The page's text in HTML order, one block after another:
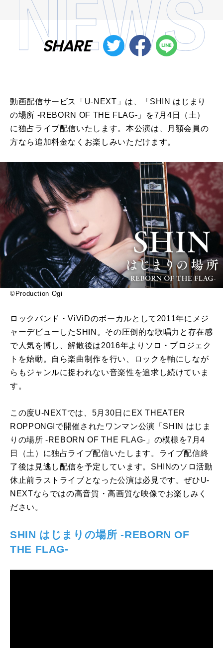
SHARE
動画配信サービス「U-NEXT」は、「SHIN はじまり
の場所 -REBORN OF THE FLAG-」を7月4日（土）
に独占ライブ配信いたします。本公演は、月額会員の
方なら追加料金なくお楽しみいただけます。
©Production Ogi
ロックバンド・ViViDのボーカルとして2011年にメジ
ャーデビューしたSHIN。その圧倒的な歌唱力と存在感
で人気を博し、解散後は2016年よりソロ・プロジェク
トを始動。自ら楽曲制作を行い、ロックを軸にしなが
らもジャンルに捉われない音楽性を追求し続けていま
す。
この度U-NEXTでは、5月30日にEX THEATER
ROPPONGIで開催されたワンマン公演「SHIN はじま
りの場所 -REBORN OF THE FLAG-」の模様を7月4
日（土）に独占ライブ配信いたします。ライブ配信終
了後は見逃し配信を予定しています。SHINのソロ活動
休止前ラストライブとなった公演は必見です。ぜひU-
NEXTならではの高音質・高画質な映像でお楽しみく
ださい。
SHIN はじまりの場所 -REBORN OF
THE FLAG-